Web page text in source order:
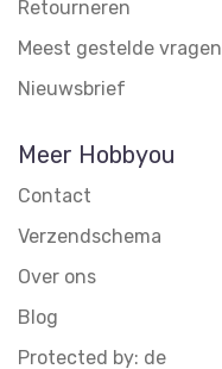
Retourneren
Meest gestelde vragen
Nieuwsbrief
Meer Hobbyou
Contact
Verzendschema
Over ons
Blog
Protected by: de